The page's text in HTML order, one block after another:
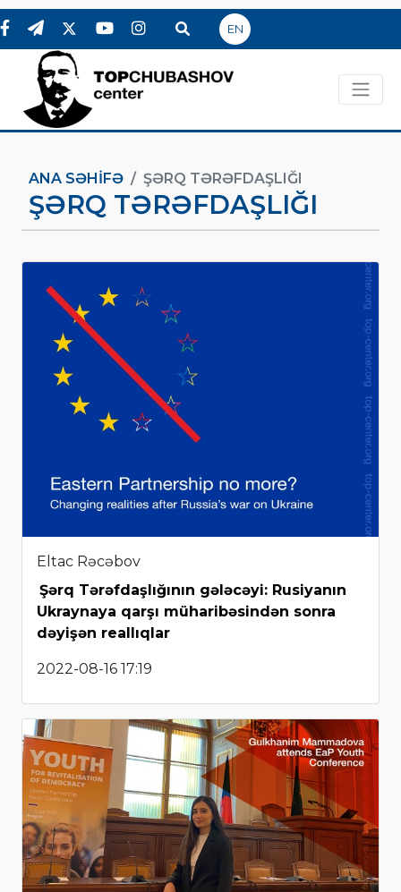
EN
ANA SƏHIFƏ ŞƏRQ TƏRƏFDAŞLIĞI
ŞƏRQ TƏRƏFDAŞLIĞI
Eltac Rəcəbov
Şərq Tərəfdaşlığının gələcəyi: Rusiyanın
Ukraynaya qarşı müharibəsindən sonra
dəyişən reallıqlar
2022-08-16 17:19